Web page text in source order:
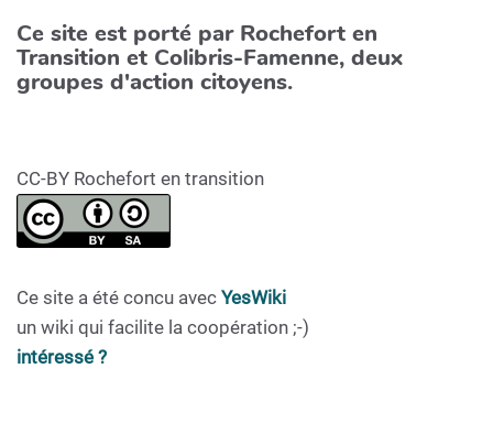
Ce site est porté par Rochefort en
Transition et Colibris-Famenne, deux
groupes d'action citoyens.
CC-BY Rochefort en transition
Ce site a été concu avec YesWiki
un wiki qui facilite la coopération ;-)
intéressé ?